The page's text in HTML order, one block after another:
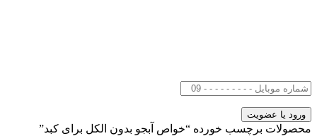
محصولات برچسب خورده “خواص آبجو بدون الکل برای کبد”